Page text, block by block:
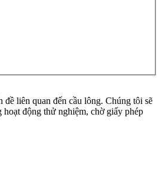
liên quan đến cầu lông. Chúng tôi sẽ
động thử nghiệm, chờ giấy phép